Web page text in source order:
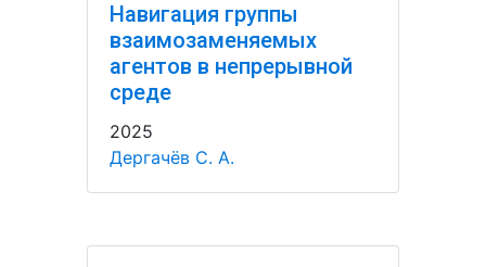
Навигация группы
взаимозаменяемых
агентов в непрерывной
среде
2025
Дергачёв С. А.